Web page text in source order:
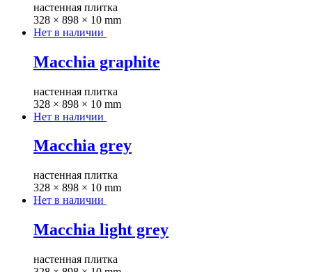
настенная плитка
328 × 898 × 10 mm
Нет в наличии
Macchia graphite
настенная плитка
328 × 898 × 10 mm
Нет в наличии
Macchia grey
настенная плитка
328 × 898 × 10 mm
Нет в наличии
Macchia light grey
настенная плитка